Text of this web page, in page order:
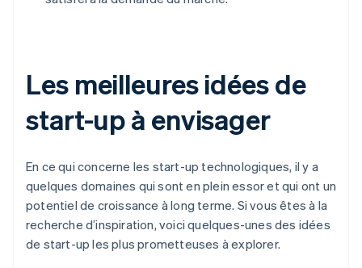
Les meilleures idées de
start-up à envisager
En ce qui concerne les start-up technologiques, il y a
quelques domaines qui sont en plein essor et qui ont un
potentiel de croissance à long terme. Si vous êtes à la
recherche d’inspiration, voici quelques-unes des idées
de start-up les plus prometteuses à explorer.